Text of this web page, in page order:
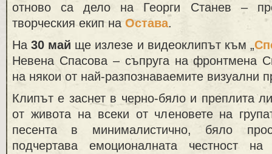
отново са дело на Георги Станев –
творческия екип на Остава.
На30 май ще излезе и видеоклипът към „
Невена Спасова – съпруга на фронтмена
на някои от най-разпознаваемите визуални
Клипът е заснет в черно-бяло и преплита
от живота на всеки от членовете на
песента в минималистично, бяло
подчертава емоционалната честност